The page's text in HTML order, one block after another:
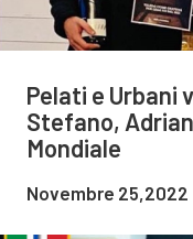
Pelati e Urbani
Stefano,
Mondiale
Novembre 25,2022